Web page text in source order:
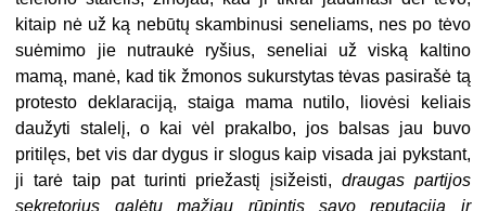
kitaip nė už ką nebūtų skambinusi seneliams, nes po tėvo
suėmimo jie nutraukė ryšius, seneliai už viską kaltino
mamą, manė, kad tik žmonos sukurstytas tėvas pasirašė tą
protesto deklaraciją, staiga mama nutilo, liovėsi keliais
daužyti stalelį, o kai vėl prakalbo, jos balsas jau buvo
pritilęs, bet vis dar dygus ir slogus kaip visada jai pykstant,
ji tarė taip pat turinti priežastį įsižeisti, draugas partijos
sekretorius galėtų mažiau rūpintis savo reputacija ir